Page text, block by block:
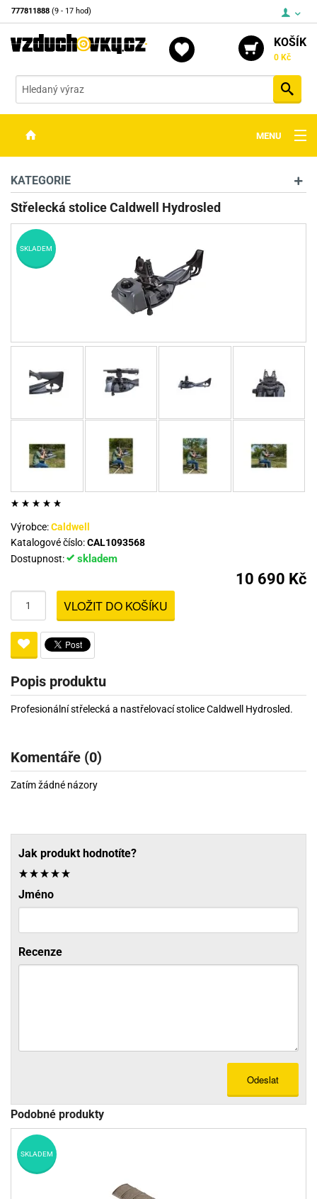
777811888 (9 - 17 hod)
KOŠÍK
0 Kč
MENU
OPTIKA
STŘELIVO
PŘÍSLUŠENSTVÍ
KATEGORIE
Střelecká stolice Caldwell Hydrosled
SKLADEM
Výrobce:Caldwell
Katalogové číslo:CAL1093568
Dostupnost:
skladem
10 690 Kč
VLOŽIT DO KOŠÍKU
Popis produktu
Profesionální střelecká a nastřelovací stolice Caldwell Hydrosled.
Komentáře (0)
Zatím žádné názory
Jak produkt hodnotíte?
Jméno
Recenze
Odeslat
Podobné produkty
SKLADEM